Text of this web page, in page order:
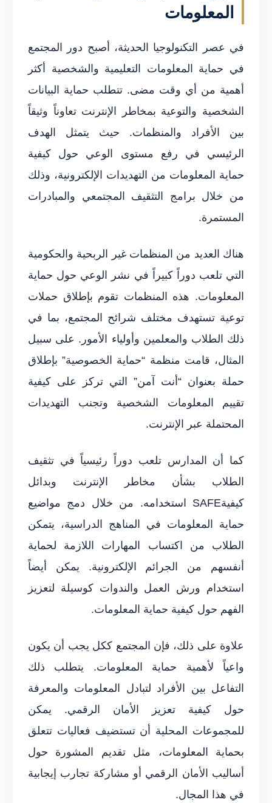
المعلومات
في عصر التكنولوجيا الحديثة، أصبح دور المجتمع
في حماية المعلومات التعليمية والشخصية أكثر
أهمية من أي وقت مضى. تتطلب حماية البيانات
الشخصية والتوعية بمخاطر الإنترنت تعاوناً وثيقاً
بين الأفراد والمنظمات. حيث يتمثل الهدف
الرئيسي في رفع مستوى الوعي حول كيفية
حماية المعلومات من التهديدات الإلكترونية، وذلك
من خلال برامج التثقيف المجتمعي والمبادرات
المستمرة.
هناك العديد من المنظمات غير الربحية والحكومية
التي تلعب دوراً كبيراً في نشر الوعي حول حماية
المعلومات. هذه المنظمات تقوم بإطلاق حملات
توعية تستهدف مختلف شرائح المجتمع، بما في
ذلك الطلاب والمعلمين وأولياء الأمور. على سبيل
المثال، قامت منظمة “حماية الخصوصية” بإطلاق
حملة بعنوان “أنت آمن” التي تركز على كيفية
تقييم المعلومات الشخصية وتجنب التهديدات
المحتملة عبر الإنترنت.
كما أن المدارس تلعب دوراً رئيسياً في تثقيف
الطلاب بشأن مخاطر الإنترنت وبدائل
كيفيةSAFE استخدامه. من خلال دمج مواضيع
حماية المعلومات في المناهج الدراسية، يتمكن
الطلاب من اكتساب المهارات اللازمة لحماية
أنفسهم من الجرائم الإلكترونية. يمكن أيضاً
استخدام ورش العمل والندوات كوسيلة لتعزيز
الفهم حول كيفية حماية المعلومات.
علاوة على ذلك، فإن المجتمع ككل يجب أن يكون
واعياً لأهمية حماية المعلومات. يتطلب ذلك
التفاعل بين الأفراد لتبادل المعلومات والمعرفة
حول كيفية تعزيز الأمان الرقمي. يمكن
للمجموعات المحلية أن تستضيف فعاليات تتعلق
بحماية المعلومات، مثل تقديم المشورة حول
أساليب الأمان الرقمي أو مشاركة تجارب إيجابية
في هذا المجال.